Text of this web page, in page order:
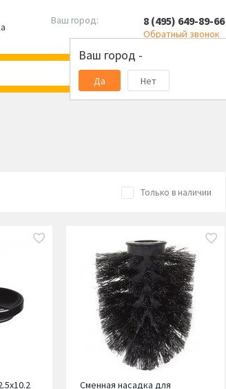
Ваш город:
Ваш город -
Да Нет
8 (495) 649-89-66
Обратный звонок
Только в наличии
Сменная насадка для